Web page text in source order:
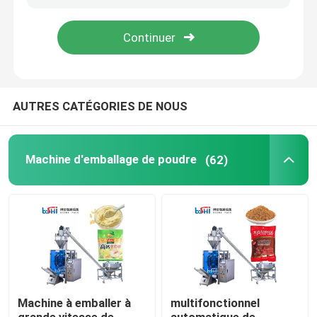
Visite de l'usine
Machine d'emballage de poudre
Machine à emballer verticale
Machine à emballer de granulés
AUTRES CATÉGORIES DE NOUS
Machine d'emballage de poudre (62)
Machine à emballer à
multifonctionnel